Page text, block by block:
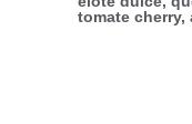
tomate cherry,